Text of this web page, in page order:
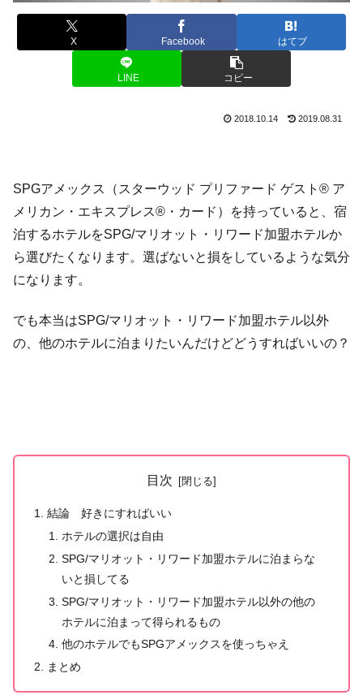
X Facebook はてブ
LINE コピー
2018.10.14 2019.08.31
SPGアメックス（スターウッド プリファード ゲスト® ア
メリカン・エキスプレス®・カード）を持っていると、宿
泊するホテルをSPG/マリオット・リワード加盟ホテルか
ら選びたくなります。選ばないと損をしているような気分
になります。
でも本当はSPG/マリオット・リワード加盟ホテル以外
の、他のホテルに泊まりたいんだけどどうすればいいの？
目次
結論 好きにすればいい
ホテルの選択は自由
SPG/マリオット・リワード加盟ホテルに泊まらな
いと損してる
SPG/マリオット・リワード加盟ホテル以外の他の
ホテルに泊まって得られるもの
他のホテルでもSPGアメックスを使っちゃえ
まとめ